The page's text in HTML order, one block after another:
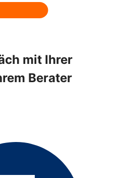
mit Ihrer
Berater